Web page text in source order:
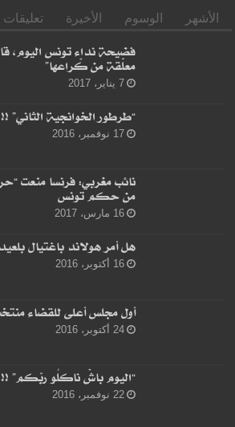
الأشهر الوسوم الأخيرة تعليقات
فضيحة نداء تونس اليوم،
معلّقة من كْراعها”
7 يناير، 2017
“طرطور الخوانجية الثاني”
17 نوفمبر، 2016
نائب مغربي: فرنسا منعت
من حكم تونس
16 مارس، 2017
هل أمر هولاند باغتيال
16 أكتوبر، 2016
أول مجلس أعلى للقضاء منتخب
24 أكتوبر، 2016
“اليوم باشْ ناكلُو ربّكم”
22 نوفمبر، 2016